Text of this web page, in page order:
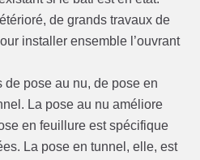
de grands travaux de
installer ensemble l’ouvrant
de pose au nu, de pose en
La pose au nu améliore
en feuillure est spécifique
La pose en tunnel, elle, est